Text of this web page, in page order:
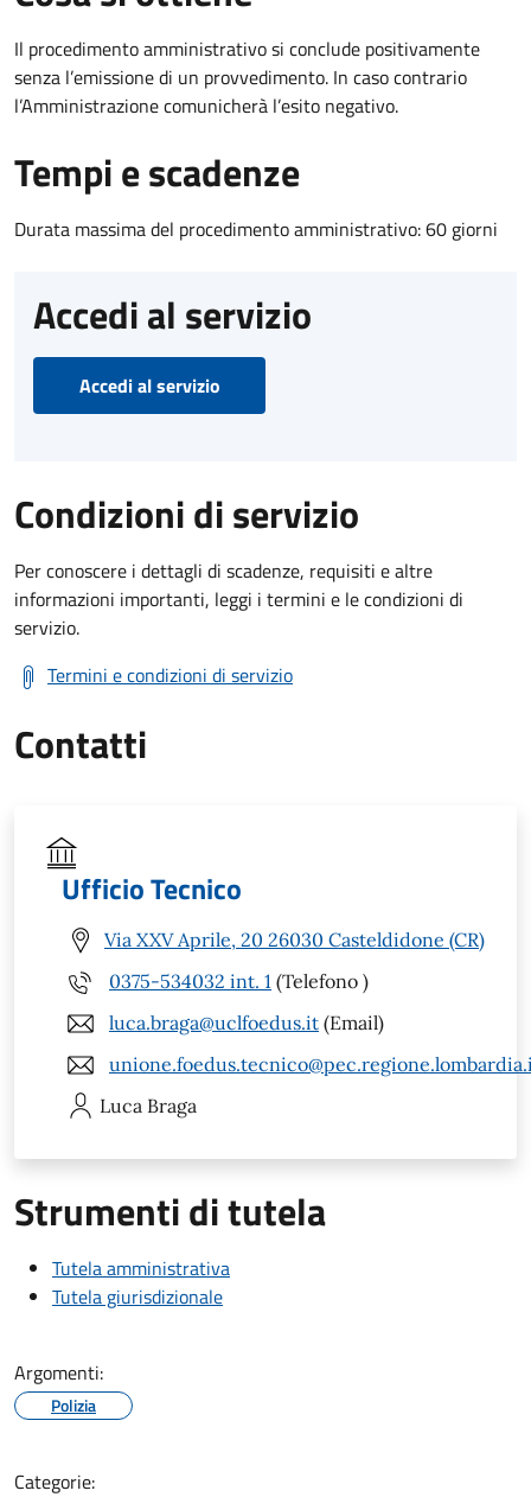
Il procedimento amministrativo si conclude positivamente
senza l’emissione di un provvedimento. In caso contrario
l’Amministrazione comunicherà l’esito negativo.
Tempi e scadenze
Durata massima del procedimento amministrativo: 60 giorni
Accedi al servizio
Accedi al servizio
Condizioni di servizio
Per conoscere i dettagli di scadenze, requisiti e altre
informazioni importanti, leggi i termini e le condizioni di
servizio.
Termini e condizioni di servizio
Contatti
Ufficio Tecnico
Via XXV Aprile, 20 26030 Casteldidone (CR)
0375-534032 int. 1 (Telefono )
luca.braga@uclfoedus.it (Email)
Luca Braga
Strumenti di tutela
Tutela amministrativa
Tutela giurisdizionale
Argomenti:
Polizia
Categorie: